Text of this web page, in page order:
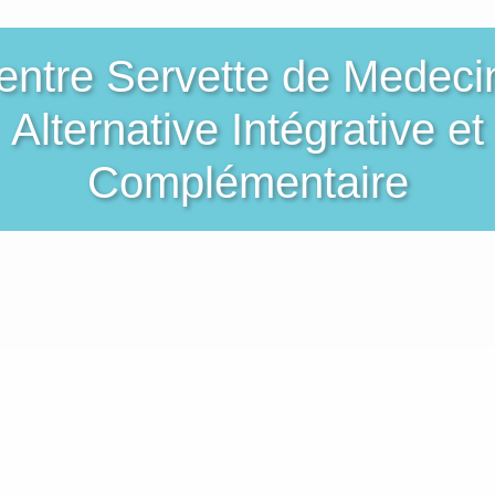
Servette de
Alternative Intégrative et
Complémentaire